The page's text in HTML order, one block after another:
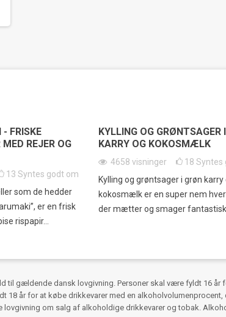
FRISKE
MED REJER OG
13 Syntes godt om
som de hedder
er en frisk
rispapir...
KYLLING OG GRØNTSAGER
KARRY OG KOKOSMÆLK
4658 visninger 18 Syntes
Kylling og grøntsager i grøn karry
kokosmælk er en super nem
der mætter og smager
til gældende dansk lovgivning. Personer skal være fyldt 16 år
18 år for at købe drikkevarer med en alkoholvolumenprocent,
om salg af alkoholdige drikkevarer og tobak.